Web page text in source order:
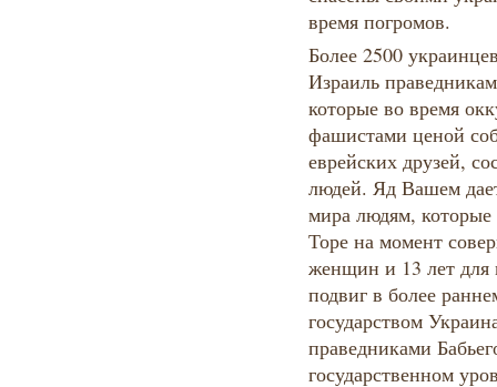
время погромов.
Более 2500
Израиль
которые во время
фашистами ценой
еврейских друзей,
людей. Яд Вашем
мира людям,
Торе на момент
женщин и 13 лет
подвиг в более
государством
праведниками
государственном